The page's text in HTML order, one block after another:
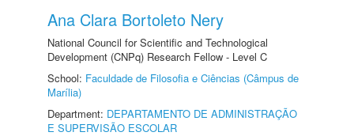
Ana Clara Bortoleto Nery
National Council for Scientific and Technological
Development (CNPq) Research Fellow - Level C
School: Faculdade de Filosofia e Ciências (Câmpus de
Marília)
Department: DEPARTAMENTO DE ADMINISTRAÇÃO
E SUPERVISÃO ESCOLAR